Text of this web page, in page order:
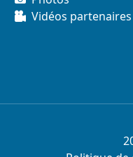
Vidéos partenaires